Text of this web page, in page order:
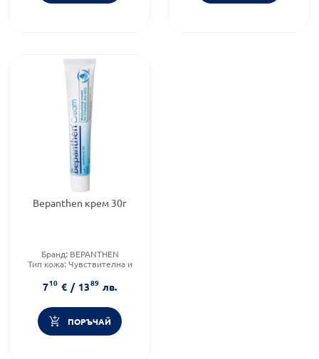
Bepanthen крем 30г
Бранд: BEPANTHEN
Тип кожа: Чувствителна и
Форма на продукта:крем
710 € / 1389 лв.
ПОРЪЧАЙ